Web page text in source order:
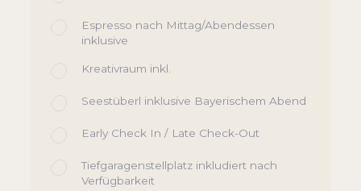
Espresso nach Mittag/Abendessen
inklusive
Kreativraum inkl.
Seestüberl inklusive Bayerischem Abend
Early Check In / Late Check-Out
Tiefgaragenstellplatz inkludiert nach
Verfügbarkeit